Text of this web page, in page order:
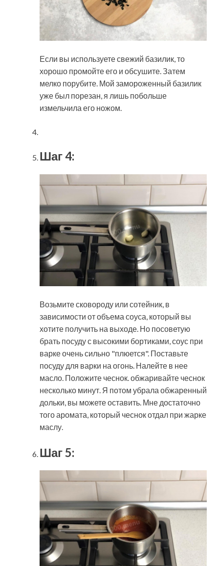
Если вы используете свежий базилик, то
хорошо промойте его и обсушите. Затем
мелко порубите. Мой замороженный базилик
уже был порезан, я лишь побольше
измельчила его ножом.
Шаг 4:
Возьмите сковороду или сотейник, в
зависимости от объема соуса, который вы
хотите получить на выходе. Но посоветую
брать посуду с высокими бортиками, соус при
варке очень сильно "плюется". Поставьте
посуду для варки на огонь. Налейте в нее
масло. Положите чеснок. обжаривайте чеснок
несколько минут. Я потом убрала обжаренный
дольки, вы можете оставить. Мне достаточно
того аромата, который чеснок отдал при жарке
маслу.
Шаг 5: